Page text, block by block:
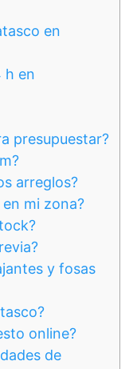
en
h en
presupuestar?
arreglos?
mi zona?
y fosas
online?
de